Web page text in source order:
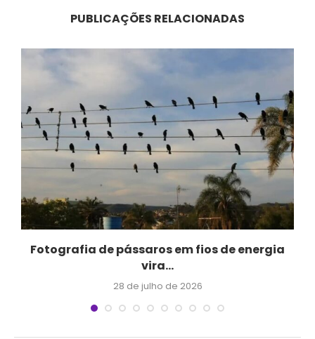
PUBLICAÇÕES RELACIONADAS
Fotografia de pássaros em fios de energia
vira...
28 de julho de 2026